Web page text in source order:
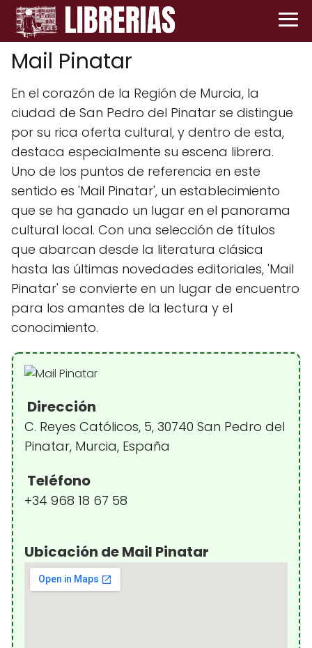
Mail Pinatar
En el corazón de la Región de Murcia, la
ciudad de San Pedro del Pinatar se distingue
por su rica oferta cultural, y dentro de esta,
destaca especialmente su escena librera.
Uno de los puntos de referencia en este
sentido es 'Mail Pinatar', un establecimiento
que se ha ganado un lugar en el panorama
cultural local. Con una selección de títulos
que abarcan desde la literatura clásica
hasta las últimas novedades editoriales, 'Mail
Pinatar' se convierte en un lugar de encuentro
para los amantes de la lectura y el
conocimiento.
Dirección
C. Reyes Católicos, 5, 30740 San Pedro del
Pinatar, Murcia, España
Teléfono
+34 968 18 67 58
Ubicación de Mail Pinatar